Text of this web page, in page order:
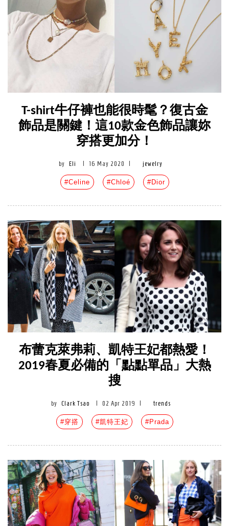
T-shirt牛仔褲也能很時髦？復古金
飾品是關鍵！這10款金色飾品讓妳
穿搭更加分！
by Eli 16 May 2020 jewelry
#Celine #Chloé #Dior
布蕾克萊弗莉、凱特王妃都熱愛！
2019春夏必備的「點點單品」大熱
搜
by Clark Tsao 02 Apr 2019 trends
#穿搭 #凱特王妃 #Prada